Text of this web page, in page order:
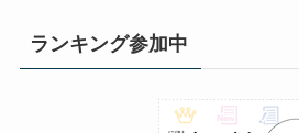
ランキング参加中